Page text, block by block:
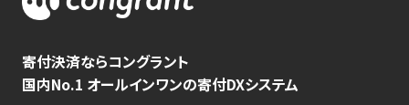
寄付決済ならコングラント
国内No.1 オールインワンの寄付DXシステム